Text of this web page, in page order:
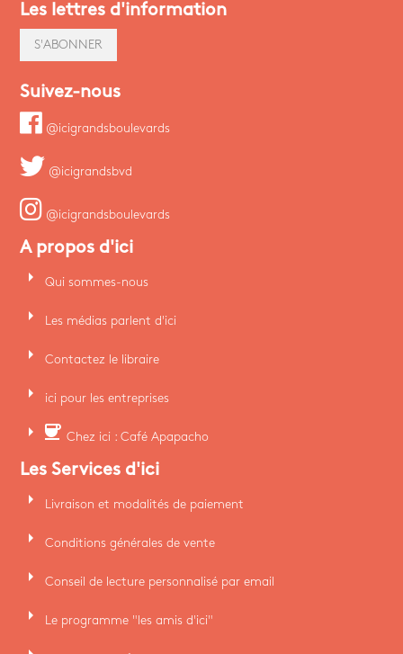
Les lettres d'information
S'ABONNER
Suivez-nous
@icigrandsboulevards
@icigrandsbvd
@icigrandsboulevards
A propos d'ici
arrow_right Qui sommes-nous
arrow_right Les médias parlent d'ici
arrow_right Contactez le libraire
arrow_right ici pour les entreprises
arrow_right coffee Chez ici : Café Apapacho
Les Services d'ici
arrow_right Livraison et modalités de paiement
arrow_right Conditions générales de vente
arrow_right Conseil de lecture personnalisé par email
arrow_right Le programme "les amis d'ici"